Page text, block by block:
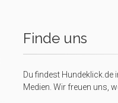
Finde uns
Du findest Hundeklick.de
Medien. Wir freuen uns,